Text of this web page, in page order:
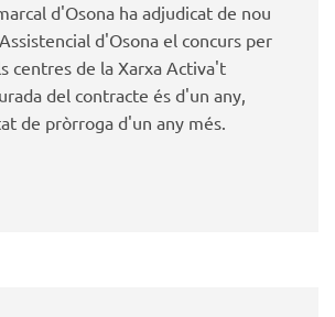
d'Osona ha adjudicat de nou
d'Osona el concurs per
centres de la Xarxa Activa't
del contracte és d'un any,
de pròrroga d'un any més.